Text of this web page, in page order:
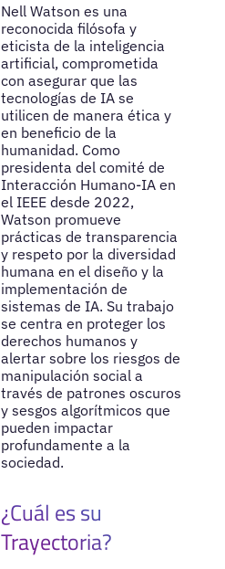
Nell Watson es una
reconocida filósofa y
eticista de la inteligencia
artificial, comprometida
con asegurar que las
tecnologías de IA se
utilicen de manera ética y
en beneficio de la
humanidad. Como
presidenta del comité de
Interacción Humano-IA en
el IEEE desde 2022,
Watson promueve
prácticas de transparencia
y respeto por la diversidad
humana en el diseño y la
implementación de
sistemas de IA. Su trabajo
se centra en proteger los
derechos humanos y
alertar sobre los riesgos de
manipulación social a
través de patrones oscuros
y sesgos algorítmicos que
pueden impactar
profundamente a la
sociedad.
¿Cuál es su
Trayectoria?